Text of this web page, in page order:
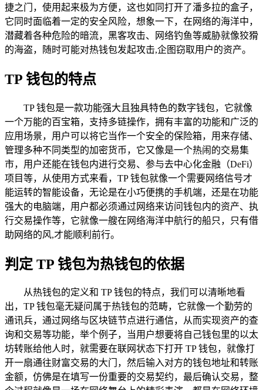
捷之门，使用起来极为方便，这也如同打开了潘多拉的盒子，
它同时面临着一定的安全风险，想象一下，在网络的海洋中，
潜藏着各种危险的暗流，黑客攻击、网络钓鱼等威胁就像狡猾
的海盗，随时可能对热钱包发起攻击,企图窃取用户的资产。
TP 钱包的特点
TP 钱包是一款功能强大且独具特色的数字钱包，它就像
一个万能的百宝箱，支持多链操作，拥有丰富的功能和广泛的
应用场景，用户可以将它当作一个安全的保险箱，用来存储、
管理多种不同类型的加密货币，它又像是一个热闹的交易集
市，用户还能在钱包内进行交易、参与去中心化金融（DeFi）
项目等，从使用方式来看，TP 钱包就像一个需要网络信号才
能运转的智能设备，无论是在小巧便携的手机端，还是在功能
强大的电脑端，用户都必须通过网络来访问钱包内的资产、执
行交易操作等，它就像一艘在网络海洋中航行的船只，只有借
助网络的风,才能顺利前行。
判定 TP 钱包为热钱包的依据
从热钱包的定义和 TP 钱包的特点，我们可以清晰地看
出，TP 钱包毫无疑问属于热钱包的范畴，它就像一个勤劳的
通讯兵，通过网络与区块链节点进行通信，从而实现资产的查
询和交易等功能，举个例子，当用户想要将自己钱包里的以太
坊转账给他人时，就需要在联网状态下打开 TP 钱包，就像打
开一扇通往财富交易的大门，然后输入对方的钱包地址和转账
金额，仿佛是在填写一份重要的交易契约，最后确认交易，整